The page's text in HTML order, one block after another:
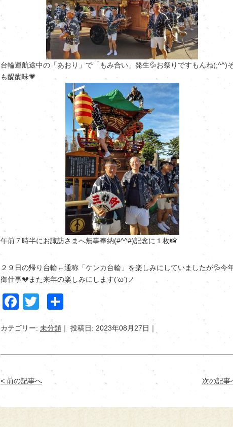
台輪運航途中の「あおり」で「もみ合い」発生💦お祭りですもんね(;^^)
も醍醐味💗
午前７時半にお諏訪さまへ無事奉納(#^^#)記念に１枚📸
２９日の帰り台輪←通称「ケンカ台輪」を楽しみにしていましたが💦今
御仕事💔また来年の楽しみにします(‘ω’)ノ
Facebook
Twitter
カテゴリー: 未分類 投稿日: 2023年08月27日
< 前の記事へ 次の記事